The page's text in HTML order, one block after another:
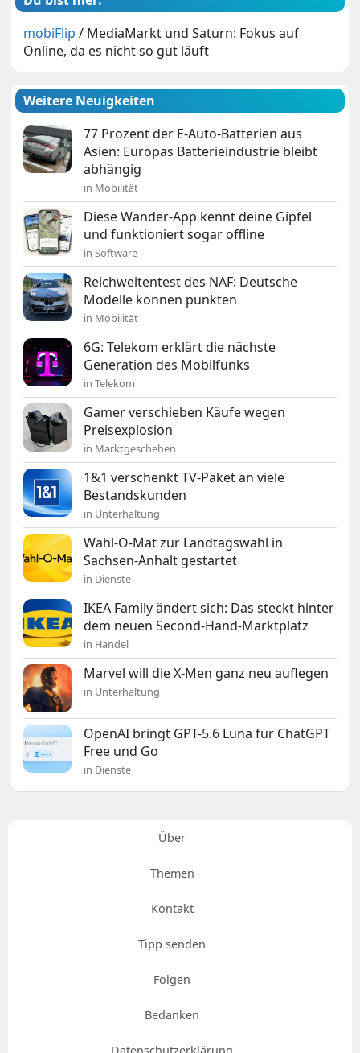
mobiFlip / MediaMarkt und Saturn: Fokus auf
Online, da es nicht so gut läuft
Weitere Neuigkeiten
77 Prozent der E-Auto-Batterien aus
Asien: Europas Batterieindustrie bleibt
abhängig
in Mobilität
Diese Wander-App kennt deine Gipfel
und funktioniert sogar offline
in Software
Reichweitentest des NAF: Deutsche
Modelle können punkten
in Mobilität
6G: Telekom erklärt die nächste
Generation des Mobilfunks
in Telekom
Gamer verschieben Käufe wegen
Preisexplosion
in Marktgeschehen
1&1 verschenkt TV-Paket an viele
Bestandskunden
in Unterhaltung
Wahl-O-Mat zur Landtagswahl in
Sachsen-Anhalt gestartet
in Dienste
IKEA Family ändert sich: Das steckt hinter
dem neuen Second-Hand-Marktplatz
in Handel
Marvel will die X-Men ganz neu auflegen
in Unterhaltung
OpenAI bringt GPT-5.6 Luna für ChatGPT
Free und Go
in Dienste
Über
Themen
Kontakt
Tipp senden
Folgen
Bedanken
Datenschutzerklärung